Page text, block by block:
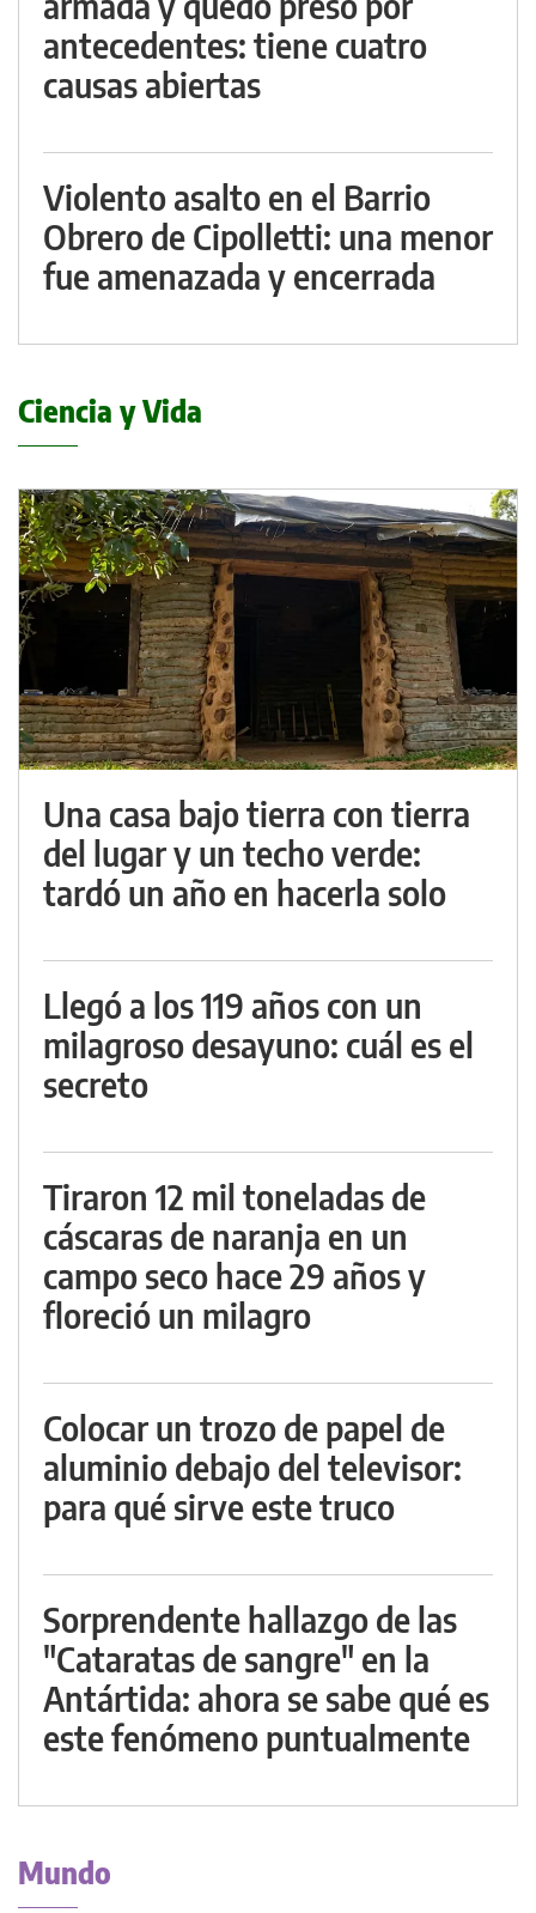
antecedentes: tiene cuatro
causas abiertas
Violento asalto en el Barrio
Obrero de Cipolletti: una menor
fue amenazada y encerrada
Ciencia y Vida
Una casa bajo tierra con tierra
del lugar y un techo verde:
tardó un año en hacerla solo
Llegó a los 119 años con un
milagroso desayuno: cuál es el
secreto
Tiraron 12 mil toneladas de
cáscaras de naranja en un
campo seco hace 29 años y
floreció un milagro
Colocar un trozo de papel de
aluminio debajo del televisor:
para qué sirve este truco
Sorprendente hallazgo de las
"Cataratas de sangre" en la
Antártida: ahora se sabe qué es
este fenómeno puntualmente
Mundo